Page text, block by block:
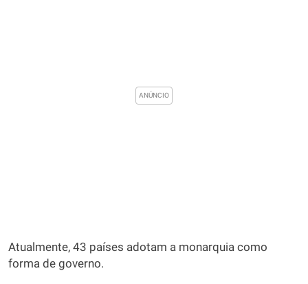
Atualmente, 43 países adotam a monarquia como
forma de governo.